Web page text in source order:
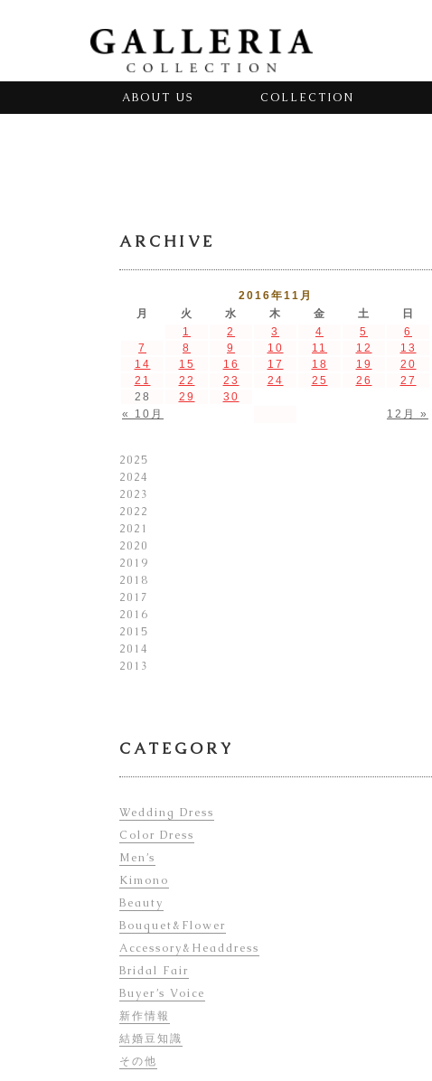
ABOUT US COLLECTION
ARCHIVE
2016年11月
月
火 水 木 金 土 日
« 10月 12月 »
1 2 3 4 5
6
7
8 9 10 11 12
13
14
15 16 17 18 19
20
21
22 23 24 25 26
27
28
29 30
2025
2024
2023
2022
2021
2020
2019
2018
2017
2016
2015
2014
2013
CATEGORY
Wedding Dress
Color Dress
Men’s
Kimono
Beauty
Bouquet&Flower
Accessory&Headdress
Bridal Fair
Buyer’s Voice
新作情報
結婚豆知識
その他